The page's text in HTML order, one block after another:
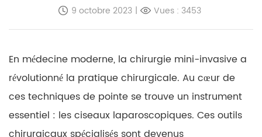
9 octobre 2023 | Vues : 3453
En médecine moderne, la chirurgie mini-invasive a
révolutionné la pratique chirurgicale. Au cœur de
ces techniques de pointe se trouve un instrument
essentiel : les ciseaux laparoscopiques. Ces outils